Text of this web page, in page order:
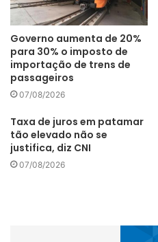
Governo aumenta de 20%
para 30% o imposto de
importação de trens de
passageiros
07/08/2026
Taxa de juros em patamar
tão elevado não se
justifica, diz CNI
07/08/2026